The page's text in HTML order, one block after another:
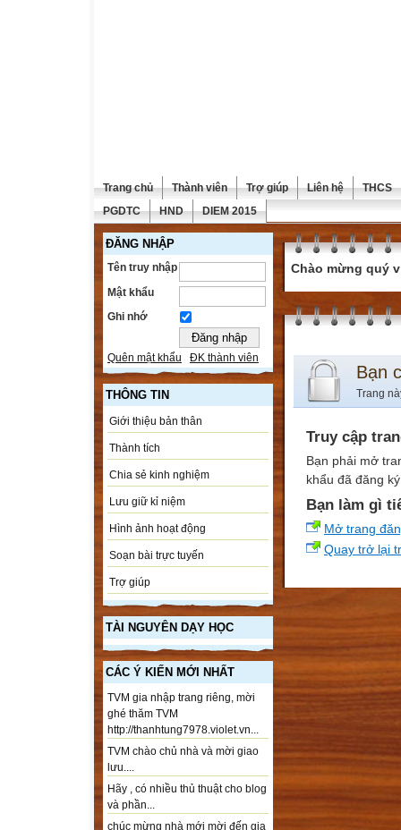
Trang chủ Thành viên Trợ giúp Liên hệ
THCS
PGDTC
HND DIEM 2015
ĐĂNG NHẬP
Tên truy nhập
Mật khẩu
Ghi nhớ
Quên mật khẩu ĐK thành viên
THÔNG TIN
Giới thiệu bản thân
Thành tích
Chia sẻ kinh nghiệm
Lưu giữ kỉ niệm
Hình ảnh hoạt động
Soạn bài trực tuyến
Trợ giúp
TÀI NGUYÊN DẠY HỌC
CÁC Ý KIẾN MỚI NHẤT
TVM gia nhập trang riêng, mời
ghé thăm TVM
http://thanhtung7978.violet.vn...
TVM chào chủ nhà và mời giao
lưu....
Hãy , có nhiều thủ thuật cho blog
và phần...
chúc mừng nhà mới mời đến gia
Chào mừng quý
Bạn
Trang
Truy cập
Bạn phải mở
khẩu đã đăng
Bạn làm gì
Mở trang
Quay trở lại